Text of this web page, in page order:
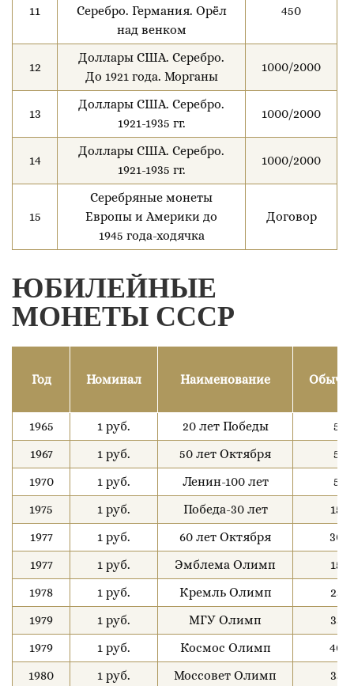
11
Серебро. Германия. Орёл
над венком
450
12
Доллары США. Серебро.
До 1921 года. Морганы
1000/2000
13
Доллары США. Серебро.
1921-1935 гг.
1000/2000
14
Доллары США. Серебро.
1921-1935 гг.
1000/2000
15
Серебряные монеты
Европы и Америки до
1945 года-ходячка
Договор
ЮБИЛЕЙНЫЕ
МОНЕТЫ СССР
Год Номинал Наименование
1965 1 руб. 20 лет Победы
5
1967
1 руб. 50 лет Октября
5
1970
1 руб. Ленин-100 лет
5
1975
1 руб. Победа-30 лет
15
1977
1 руб. 60 лет Октября
30
1977
1 руб. Эмблема Олимп
15
1978
1 руб. Кремль Олимп
25
1979
1 руб. МГУ Олимп
35
1979
1 руб. Космос Олимп
40
1980
1 руб. Моссовет Олимп
35